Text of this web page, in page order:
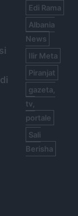
Edi Rama
Albania
News
Ilir Meta
Piranjat
gazeta,
tv,
portale
Sali
Berisha